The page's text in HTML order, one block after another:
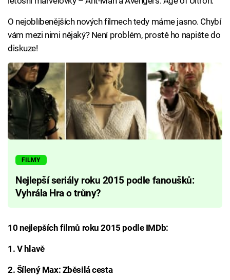
O nejoblíbenějších nových filmech tedy máme jasno. Chybí
vám mezi nimi nějaký? Není problém, prostě ho napište do
diskuze!
FILMY
Nejlepší seriály roku 2015 podle fanoušků:
Vyhrála Hra o trůny?
10 nejlepších filmů roku 2015 podle IMDb:
1. V hlavě
2. Šílený Max: Zběsilá cesta